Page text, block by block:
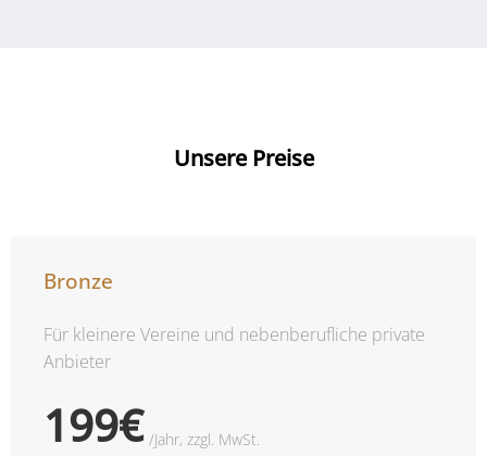
Unsere Preise
Bronze
Für kleinere Vereine und nebenberufliche private
Anbieter
199€ /Jahr, zzgl. MwSt.​